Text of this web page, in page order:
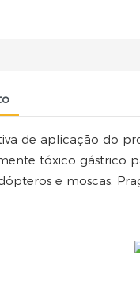
de aplicação do
tóxico gástrico
e moscas.